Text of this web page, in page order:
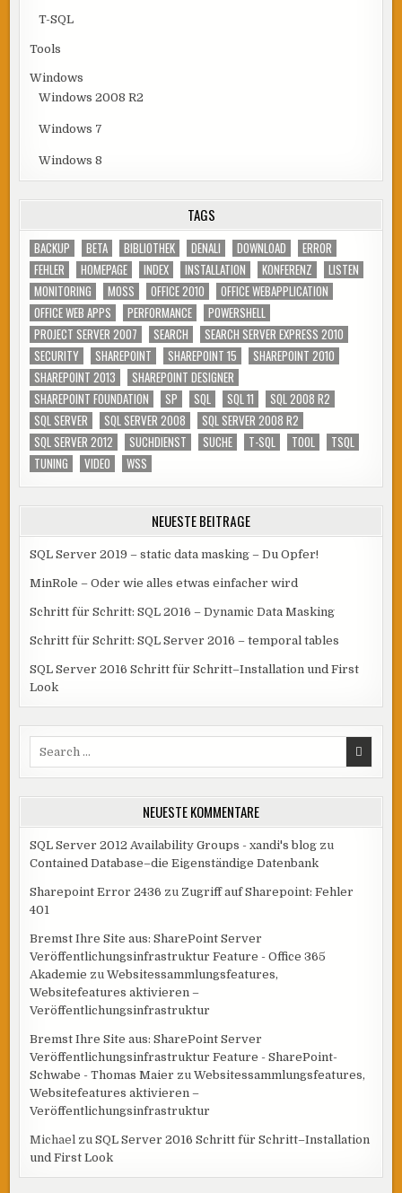
T-SQL
Tools
Windows
Windows 2008 R2
Windows 7
Windows 8
TAGS
BACKUP BETA BIBLIOTHEK DENALI DOWNLOAD
ERROR
FEHLER
HOMEPAGE INDEX INSTALLATION KONFERENZ
LISTEN
MONITORING
MOSS OFFICE 2010
OFFICE WEBAPPLICATION
OFFICE WEB APPS
PERFORMANCE
POWERSHELL
PROJECT SERVER 2007
SEARCH
SEARCH SERVER EXPRESS 2010
SECURITY
SHAREPOINT SHAREPOINT 15
SHAREPOINT 2010
SHAREPOINT 2013
SHAREPOINT DESIGNER
SHAREPOINT FOUNDATION
SP SQL SQL 11
SQL 2008 R2
SQL SERVER
SQL SERVER 2008
SQL SERVER 2008 R2
SQL SERVER 2012
SUCHDIENST SUCHE T-SQL TOOL
TSQL
TUNING
VIDEO WSS
NEUESTE BEITRÄGE
SQL Server 2019 – static data masking – Du Opfer!
MinRole – Oder wie alles etwas einfacher wird
Schritt für Schritt: SQL 2016 – Dynamic Data Masking
Schritt für Schritt: SQL Server 2016 – temporal tables
SQL Server 2016 Schritt für Schritt–Installation und First
Look
NEUESTE KOMMENTARE
SQL Server 2012 Availability Groups - xandi's blog zu
Contained Database–die Eigenständige Datenbank
Sharepoint Error 2436 zu Zugriff auf Sharepoint: Fehler
401
Bremst Ihre Site aus: SharePoint Server
Veröffentlichungsinfrastruktur Feature - Office 365
Akademie zuWebsitessammlungsfeatures,
Websitefeatures aktivieren –
Veröffentlichungsinfrastruktur
Bremst Ihre Site aus: SharePoint Server
Veröffentlichungsinfrastruktur Feature - SharePoint-
Schwabe - Thomas Maier zuWebsitessammlungsfeatures,
Websitefeatures aktivieren –
Veröffentlichungsinfrastruktur
Michael zuSQL Server 2016 Schritt für Schritt–Installation
und First Look